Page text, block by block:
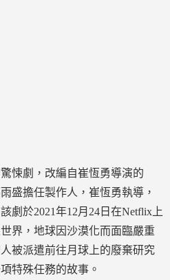
悚劇，改編自崔恆勇導演的
盛擔任製作人，崔恆勇執導，
劇於2021年12月24日在Netflix上
界，地球因沙漠化而面臨嚴重
被派遣前往月球上的廢棄研究
特殊任務的故事。